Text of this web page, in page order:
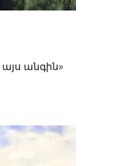
անգին»